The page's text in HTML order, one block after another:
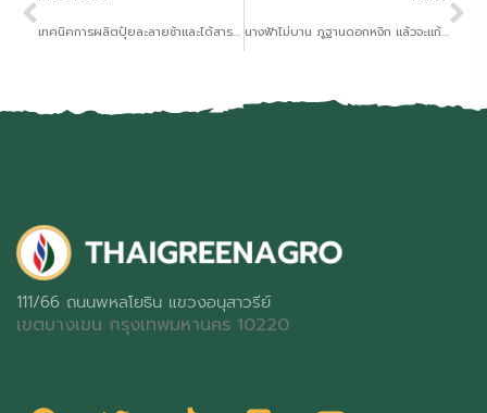
เทคนิคการผลิตปุ๋ยละลายช้าและได้สารอาหารครบโภชนาการ นางฟ้าไม่บาน ภูฐานดอกหงิก แล้วจะแก้อย่างไรดี
111/66 ถนนพหลโยธิน แขวงอนุสาวรีย์
เขตบางเขน กรุงเทพมหานคร 10220